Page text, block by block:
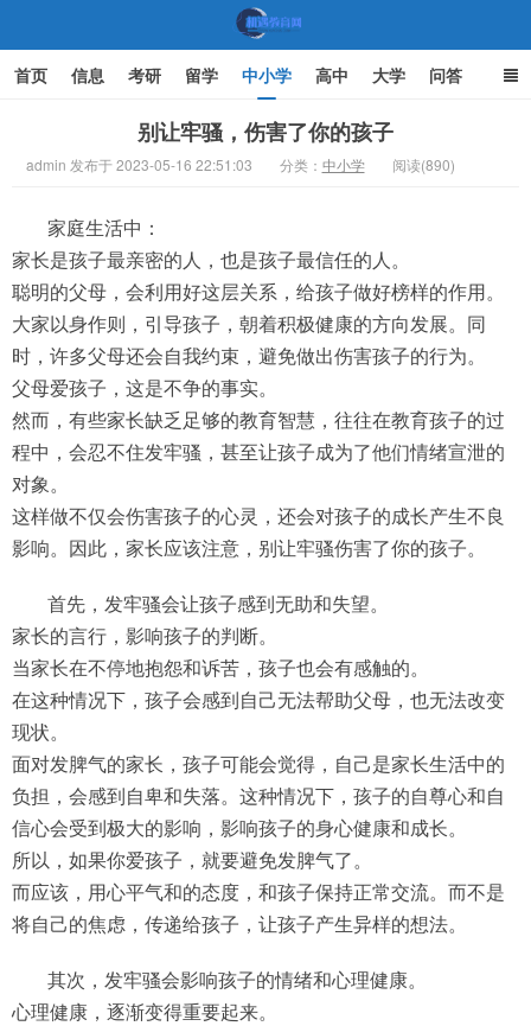
首页 信息 考研 留学 中小学 高中 大学 问答
别让牢骚，伤害了你的孩子
admin 发布于 2023-05-16 22:51:03 分类： 中小学 阅读(890)
家庭生活中：
家长是孩子最亲密的人，也是孩子最信任的人。
聪明的父母，会利用好这层关系，给孩子做好榜样的作用。
大家以身作则，引导孩子，朝着积极健康的方向发展。同
时，许多父母还会自我约束，避免做出伤害孩子的行为。
父母爱孩子，这是不争的事实。
然而，有些家长缺乏足够的教育智慧，往往在教育孩子的过
程中，会忍不住发牢骚，甚至让孩子成为了他们情绪宣泄的
对象。
这样做不仅会伤害孩子的心灵，还会对孩子的成长产生不良
影响。因此，家长应该注意，别让牢骚伤害了你的孩子。
首先，发牢骚会让孩子感到无助和失望。
家长的言行，影响孩子的判断。
当家长在不停地抱怨和诉苦，孩子也会有感触的。
在这种情况下，孩子会感到自己无法帮助父母，也无法改变
现状。
面对发脾气的家长，孩子可能会觉得，自己是家长生活中的
负担，会感到自卑和失落。这种情况下，孩子的自尊心和自
信心会受到极大的影响，影响孩子的身心健康和成长。
所以，如果你爱孩子，就要避免发脾气了。
而应该，用心平气和的态度，和孩子保持正常交流。而不是
将自己的焦虑，传递给孩子，让孩子产生异样的想法。
其次，发牢骚会影响孩子的情绪和心理健康。
心理健康，逐渐变得重要起来。